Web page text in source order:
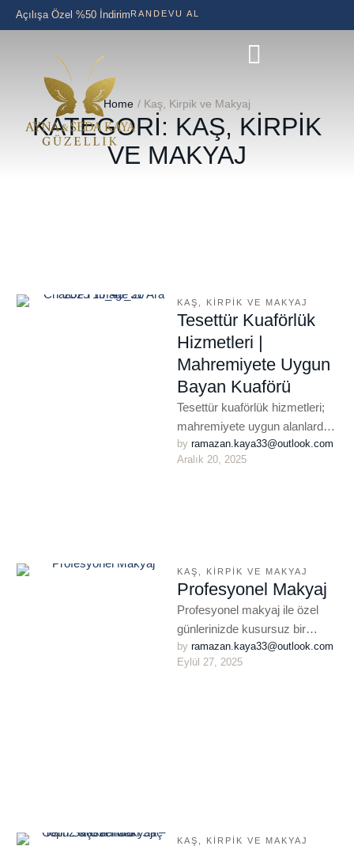
Açılışa Özel %50 İndirimRANDEVU AL
Home / Kaş, Kirpik ve Makyaj
KATEGORI: KAŞ, KIRPIK
VE MAKYAJ
KAŞ, KIRPIK VE MAKYAJ
Tesettür Kuaförlük
Hizmetleri |
Mahremiyete Uygun
Bayan Kuaförü
Tesettür kuaförlük hizmetleri;
mahremiyete uygun alanlarda
saç kesimi, renklendirme,
bakım, fön, topuz ve gelin saçı
by ramazan.kaya33@outlook.com
Aralık 20, 2025
KAŞ, KIRPIK VE MAKYAJ
Profesyonel Makyaj
Profesyonel makyaj ile özel
günlerinizde kusursuz bir
görünüm kazanın. Gelin
makyajı, nişan, mezuniyet ve
by ramazan.kaya33@outlook.com
Eylül 27, 2025
KAŞ, KIRPIK VE MAKYAJ